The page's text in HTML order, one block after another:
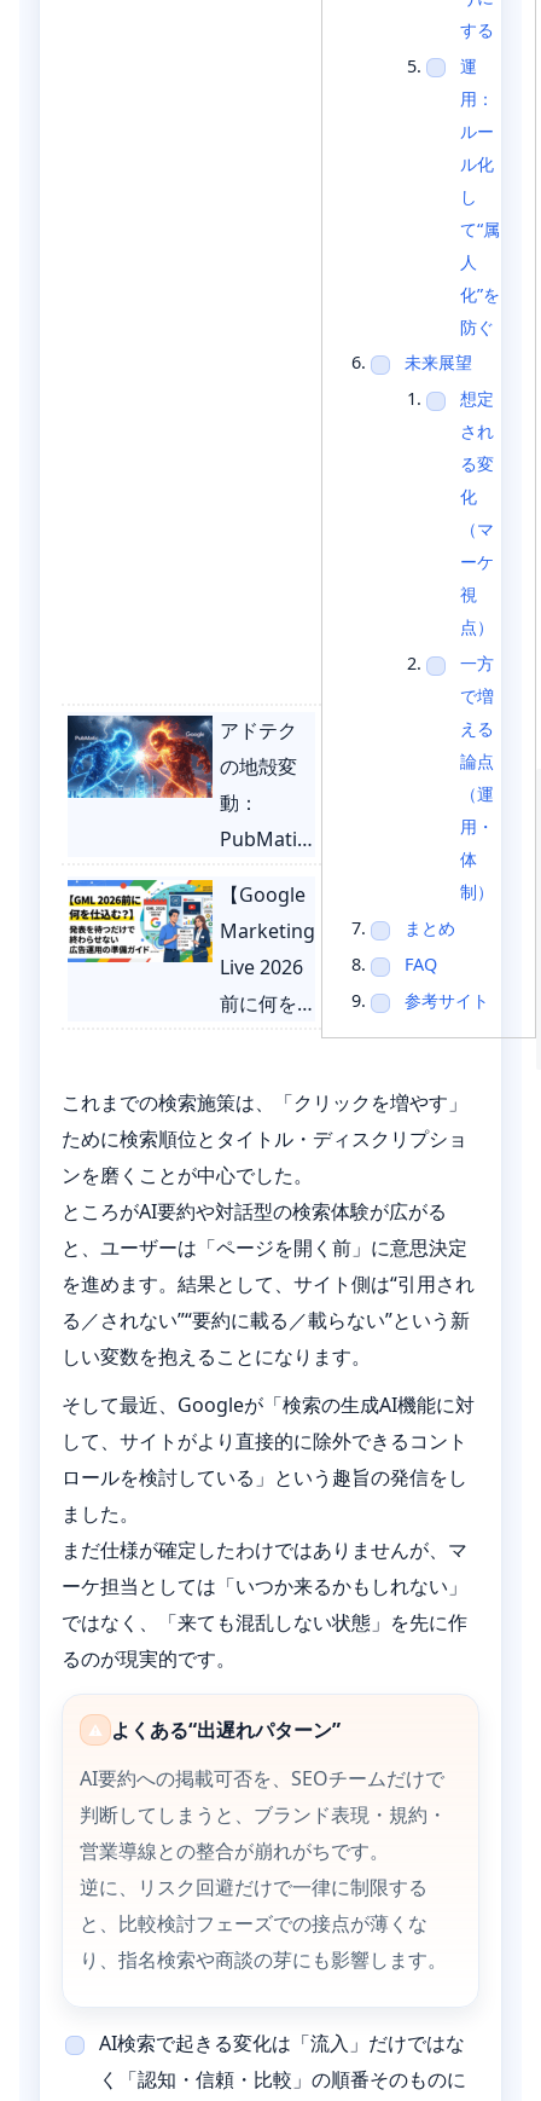
アドテク
の地殻変
動：
PubMatic
Google独
ジタル広
に関する
詳細分析
【Google
Marketing
Live 2026
前に何を
表を待つ
だけで終
わらせな
い広告運
用の準備
ガイド
する
運
用：
ルー
ル化
し
て“属
人
化”を
防ぐ
未来展望
想定
され
る変
化
（マ
ーケ
視
点）
一方
で増
える
論点
（運
用・
体
制）
まとめ
FAQ
参考サイト
これまでの検索施策は、「クリックを増やす」
ために検索順位とタイトル・ディスクリプショ
ンを磨くことが中心でした。
ところがAI要約や対話型の検索体験が広がる
と、ユーザーは「ページを開く前」に意思決定
を進めます。結果として、サイト側は“引用され
る／されない”“要約に載る／載らない”という新
しい変数を抱えることになります。
そして最近、Googleが「検索の生成AI機能に対
して、サイトがより直接的に除外できるコント
ロールを検討している」という趣旨の発信をし
ました。
まだ仕様が確定したわけではありませんが、マ
ーケ担当としては「いつか来るかもしれない」
ではなく、「来ても混乱しない状態」を先に作
るのが現実的です。
⚠ よくある“出遅れパターン”
AI要約への掲載可否を、SEOチームだけで
判断してしまうと、ブランド表現・規約・
営業導線との整合が崩れがちです。
逆に、リスク回避だけで一律に制限する
と、比較検討フェーズでの接点が薄くな
り、指名検索や商談の芽にも影響します。
AI検索で起きる変化は「流入」だけではな
く「認知・信頼・比較」の順番そのものに